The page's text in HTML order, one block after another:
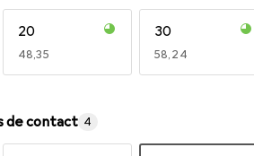
20
EUR
48,35
30
EUR
58,24
de contact 4